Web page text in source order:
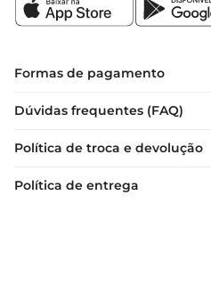
Formas de pagamento
Dúvidas frequentes (FAQ)
Política de troca e devolução
Política de entrega